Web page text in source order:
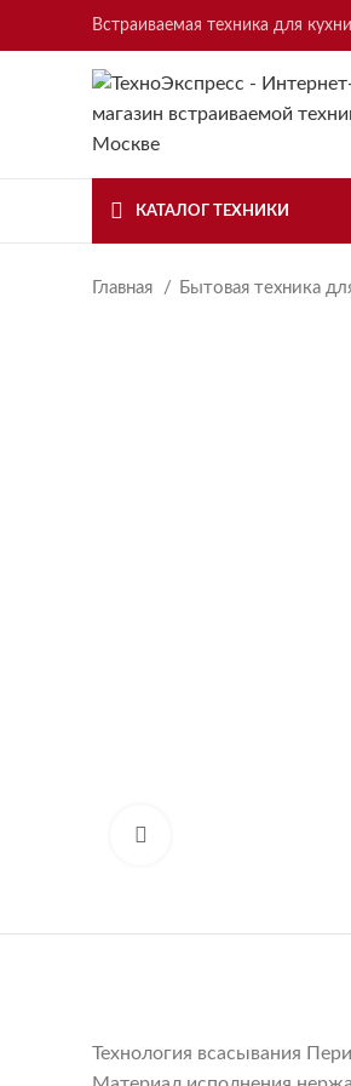
Встраиваемая техника для
КАТАЛОГ ТЕХНИКИ
Главная Бытовая техника
Технология всасывания